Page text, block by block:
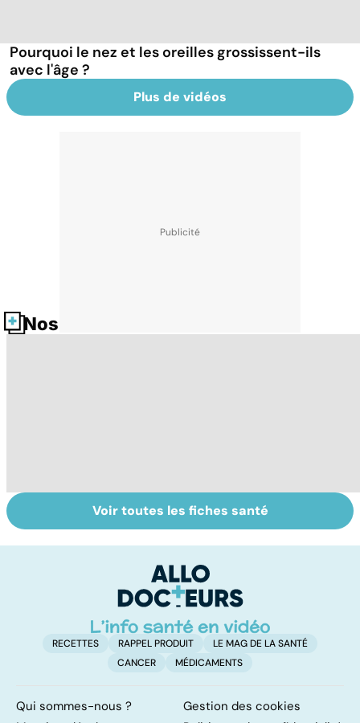
Pourquoi le nez et les oreilles grossissent-ils
avec l'âge ?
Plus de vidéos
Nos fiches santé
Centenaires, des
exemples de
Personnes
âgées : faire face
d'autonomie
Voir toutes les fiches santé
RECETTES RAPPEL PRODUIT
LE MAG DE LA SANTÉ
CANCER
MÉDICAMENTS
Qui sommes-nous ?
Gestion des cookies